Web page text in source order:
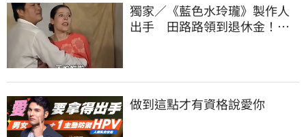
獨家／《藍色水玲瓏》製作人
出手 田路路領到退休金！隱
做到這點才有資格說愛你